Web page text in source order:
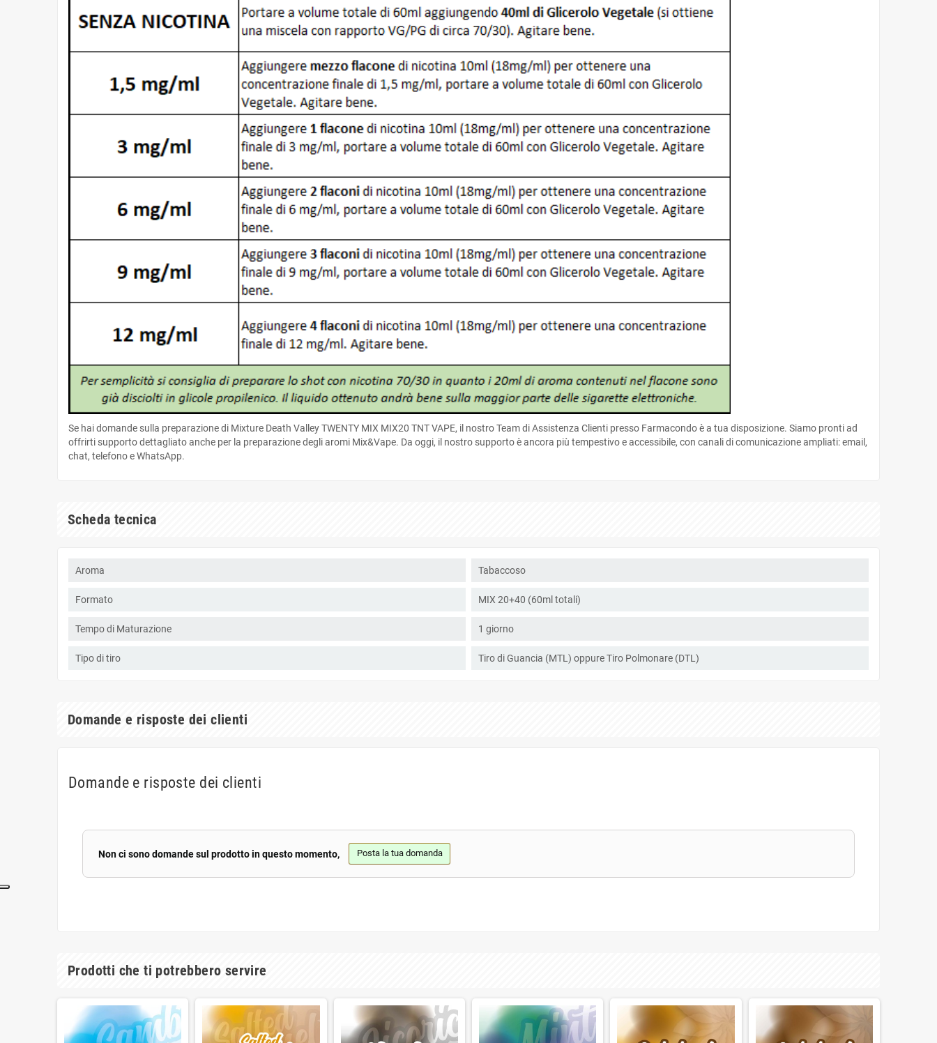
Se hai domande sulla preparazione di Mixture Death Valley TWENTY MIX MIX20 TNT VAPE, il nostro Team di Assistenza Clienti presso Farmacondo è a tua disposizione. Siamo pronti ad
offrirti supporto dettagliato anche per la preparazione degli aromi Mix&Vape. Da oggi, il nostro supporto è ancora più tempestivo e accessibile, con canali di comunicazione ampliati: email,
chat, telefono e WhatsApp.
Scheda tecnica
Aroma Tabaccoso
Formato MIX 20+40 (60ml totali)
Tempo di Maturazione 1 giorno
Tipo di tiro Tiro di Guancia (MTL) oppure Tiro Polmonare (DTL)
Domande e risposte dei clienti
Domande e risposte dei clienti
Non ci sono domande sul prodotto in questo momento, Posta la tua domanda
Prodotti che ti potrebbero servire